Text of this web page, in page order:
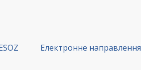
Електронне направлення